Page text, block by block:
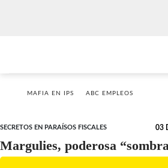
MAFIA EN IPS ABC EMPLEOS
SECRETOS EN PARAÍSOS FISCALES 03
Margulies, poderosa